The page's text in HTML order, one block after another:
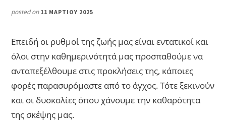
posted on 11 ΜΑΡΤΊΟΥ 2025
Επειδή οι ρυθμοί της ζωής μας είναι εντατικοί και
όλοι στην καθημερινότητά μας προσπαθούμε να
ανταπεξέλθουμε στις προκλήσεις της, κάποιες
φορές παρασυρόμαστε από το άγχος. Τότε ξεκινούν
και οι δυσκολίες όπου χάνουμε την καθαρότητα
της σκέψης μας.